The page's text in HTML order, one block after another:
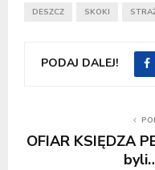
DESZCZ SKOKI
PODAJ DALEJ!
OFIAR KSIĘDZA